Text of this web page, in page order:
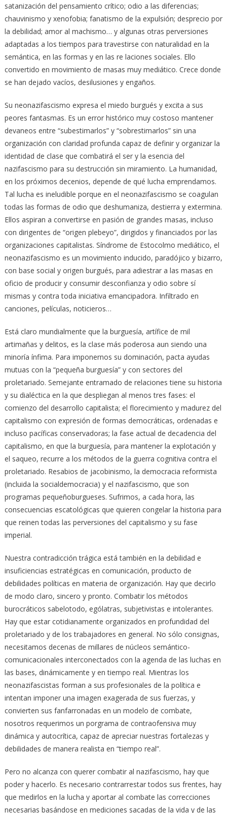
satanización del pensamiento crítico; odio a las diferencias;
chauvinismo y xenofobia; fanatismo de la expulsión; desprecio por
la debilidad; amor al machismo… y algunas otras perversiones
adaptadas a los tiempos para travestirse con naturalidad en la
semántica, en las formas y en las re laciones sociales. Ello
convertido en movimiento de masas muy mediático. Crece donde
se han dejado vacíos, desilusiones y engaños.
Su neonazifascismo expresa el miedo burgués y excita a sus
peores fantasmas. Es un error histórico muy costoso mantener
devaneos entre “subestimarlos” y “sobrestimarlos” sin una
organización con claridad profunda capaz de definir y organizar la
identidad de clase que combatirá el ser y la esencia del
nazifascismo para su destrucción sin miramiento. La humanidad,
en los próximos decenios, depende de qué lucha emprendamos.
Tal lucha es ineludible porque en el neonazifascismo se coagulan
todas las formas de odio que deshumaniza, destierra y extermina.
Ellos aspiran a convertirse en pasión de grandes masas, incluso
con dirigentes de “origen plebeyo”, dirigidos y financiados por las
organizaciones capitalistas. Síndrome de Estocolmo mediático, el
neonazifascismo es un movimiento inducido, paradójico y bizarro,
con base social y origen burgués, para adiestrar a las masas en
oficio de producir y consumir desconfianza y odio sobre sí
mismas y contra toda iniciativa emancipadora. Infiltrado en
canciones, películas, noticieros…
Está claro mundialmente que la burguesía, artífice de mil
artimañas y delitos, es la clase más poderosa aun siendo una
minoría ínfima. Para imponernos su dominación, pacta ayudas
mutuas con la “pequeña burguesía” y con sectores del
proletariado. Semejante entramado de relaciones tiene su historia
y su dialéctica en la que despliegan al menos tres fases: el
comienzo del desarrollo capitalista; el florecimiento y madurez del
capitalismo con expresión de formas democráticas, ordenadas e
incluso pacíficas conservadoras; la fase actual de decadencia del
capitalismo, en que la burguesía, para mantener la explotación y
el saqueo, recurre a los métodos de la guerra cognitiva contra el
proletariado. Resabios de jacobinismo, la democracia reformista
(incluida la socialdemocracia) y el nazifascismo, que son
programas pequeñoburgueses. Sufrimos, a cada hora, las
consecuencias escatológicas que quieren congelar la historia para
que reinen todas las perversiones del capitalismo y su fase
imperial.
Nuestra contradicción trágica está también en la debilidad e
insuficiencias estratégicas en comunicación, producto de
debilidades políticas en materia de organización. Hay que decirlo
de modo claro, sincero y pronto. Combatir los métodos
burocráticos sabelotodo, ególatras, subjetivistas e intolerantes.
Hay que estar cotidianamente organizados en profundidad del
proletariado y de los trabajadores en general. No sólo consignas,
necesitamos decenas de millares de núcleos semántico-
comunicacionales interconectados con la agenda de las luchas en
las bases, dinámicamente y en tiempo real. Mientras los
neonazifascistas forman a sus profesionales de la política e
intentan imponer una imagen exagerada de sus fuerzas, y
convierten sus fanfarronadas en un modelo de combate,
nosotros requerimos un porgrama de contraofensiva muy
dinámica y autocrítica, capaz de apreciar nuestras fortalezas y
debilidades de manera realista en “tiempo real”.
Pero no alcanza con querer combatir al nazifascismo, hay que
poder y hacerlo. Es necesario contrarrestar todos sus frentes, hay
que medirlos en la lucha y aportar al combate las correcciones
necesarias basándose en mediciones sacadas de la vida y de las